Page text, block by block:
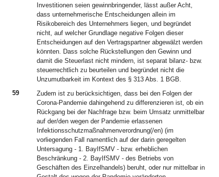
Investitionen seien gewinnbringender, lässt außer Acht,
dass unternehmerische Entscheidungen allein im
Risikobereich des Unternehmers liegen, und begründet
nicht, auf welcher Grundlage negative Folgen dieser
Entscheidungen auf den Vertragspartner abgewälzt werden
könnten. Dass solche Rückstellungen den Gewinn und
damit die Steuerlast nicht mindern, ist separat bilanz- bzw.
steuerrechtlich zu beurteilen und begründet nicht die
Unzumutbarkeit im Kontext des § 313 Abs. 1 BGB.
59
Zudem ist zu berücksichtigen, dass bei den Folgen der
Corona-Pandemie dahingehend zu differenzieren ist, ob ein
Rückgang bei der Nachfrage bzw. beim Umsatz unmittelbar
auf der/den wegen der Pandemie erlassenen
Infektionsschutzmaßnahmenverordnung(/en) (im
vorliegenden Fall namentlich auf der darin geregelten
Untersagung - 1. BayIfSMV - bzw. erheblichen
Beschränkung - 2. BayIfSMV - des Betriebs von
Geschäften des Einzelhandels) beruht, oder nur mittelbar in